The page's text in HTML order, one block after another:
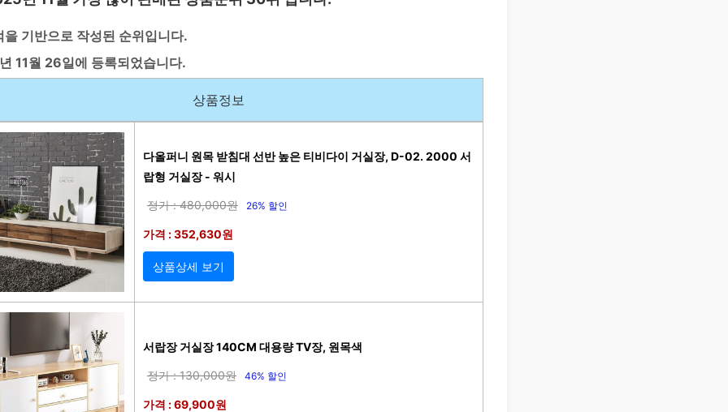
기반으로 작성된 순위입니다.
11월 26일에 등록되었습니다.
상품정보
다올퍼니 원목 받침대 선반 높은 티비다이 거실장, D-02. 2000 서
랍형 거실장 - 워시
정가 : 480,000원 26% 할인
가격 : 352,630원
상품상세 보기
서랍장 거실장 140CM 대용량 TV장, 원목색
정가 : 130,000원 46% 할인
가격 : 69,900원